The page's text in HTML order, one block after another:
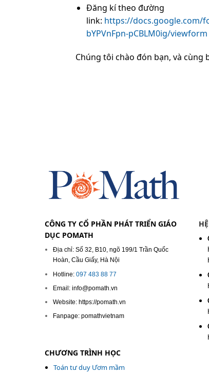
Đăng kí theo đường
link: https://docs.google.com/
bYPVnFpn-pCBLM0ig/viewform
Chúng tôi chào đón bạn, và cùng
CÔNG TY CỔ PHẦN PHÁT TRIỂN GIÁO
DỤC POMATH
Địa chỉ: Số 32, B10, ngõ 199/1 Trần Quốc
Hoàn, Cầu Giấy, Hà Nội
Hotline: 097 483 88 77
Email: info@pomath.vn
Website: https://pomath.vn
Fanpage: pomathvietnam
CHƯƠNG TRÌNH HỌC
Toán tư duy Ươm mầm